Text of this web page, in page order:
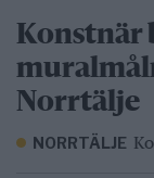
Konstnär
Norrtälje
NORRTÄLJE